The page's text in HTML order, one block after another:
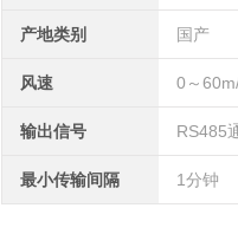
产地类别 国产
风速 0～
输出信号 RS485
最小传输间隔 1分钟